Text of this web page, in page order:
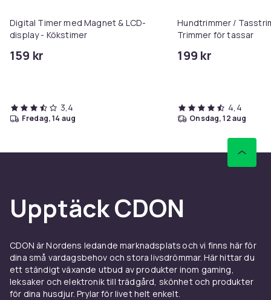
Digital Timer med Magnet & LCD-
display - Kökstimer
159 kr
3,4
fredag, 14 aug
Hundtrimmer /
Trimmer för tassar
199 kr
4,4
onsdag, 12 aug
Upptäck CDON
CDON är Nordens ledande marknadsplats och vi finns här för
dina små vardagsbehov och stora livsdrömmar. Här hittar du
ett ständigt växande utbud av produkter inom gaming,
leksaker och elektronik till trädgård, skönhet och produkter
för dina husdjur. Prylar för livet helt enkelt.